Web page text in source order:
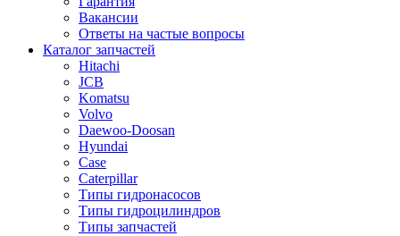
Вакансии
Ответы на частые вопросы
Каталог запчастей
Hitachi
JCB
Komatsu
Volvo
Daewoo-Doosan
Hyundai
Case
Caterpillar
Типы гидронасосов
Типы гидроцилиндров
Типы запчастей